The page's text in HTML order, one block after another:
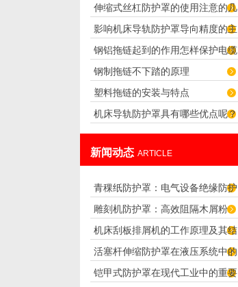
伸缩式丝杠防护罩的使用注意的几
个方面
影响机床导轨防护罩导向精度的主
要因素
钢铝拖链起到的作用怎样保护电缆
钢制拖链不下踏的原理
塑料拖链的安装与特点
机床导轨防护罩具有哪些优点呢？
新闻动态 ARTICLE
青稞纸防护罩：电气设备绝缘防护
专用方案
雕刻机防护罩：高效阻隔木屑粉
尘，守护设备精度与安全
机床刮板排屑机的工作原理及其结
构分析
活塞杆伸缩防护罩在液压系统中的
应用
铠甲式防护罩在现代工业中的重要